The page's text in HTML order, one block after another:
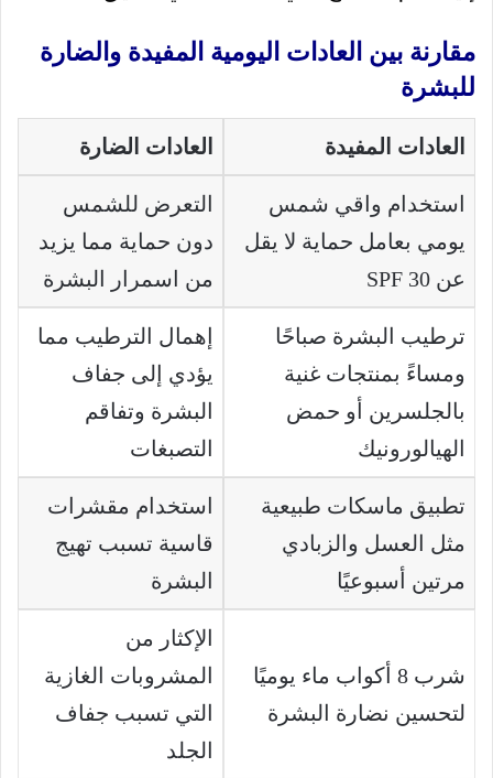
مقارنة بين العادات اليومية المفيدة والضارة
للبشرة
العادات المفيدة العادات الضارة
استخدام واقي شمس
يومي بعامل حماية لا يقل
عن SPF 30
التعرض للشمس
دون حماية مما يزيد
من اسمرار البشرة
ترطيب البشرة صباحًا
ومساءً بمنتجات غنية
بالجلسرين أو حمض
الهيالورونيك
إهمال الترطيب مما
يؤدي إلى جفاف
البشرة وتفاقم
التصبغات
تطبيق ماسكات طبيعية
مثل العسل والزبادي
مرتين أسبوعيًا
استخدام مقشرات
قاسية تسبب تهيج
البشرة
شرب 8 أكواب ماء يوميًا
لتحسين نضارة البشرة
الإكثار من
المشروبات الغازية
التي تسبب جفاف
الجلد